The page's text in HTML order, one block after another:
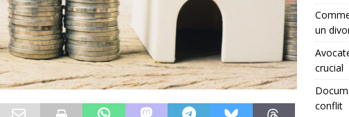
un
crucial
conflit